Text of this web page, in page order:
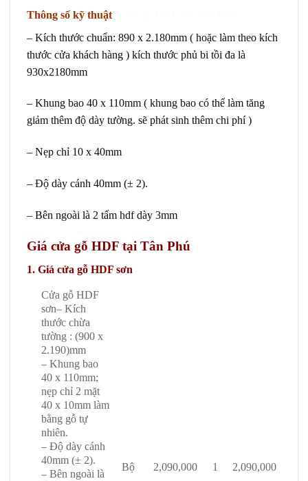
Thông số kỹ thuật
– Kích thước chuẩn: 890 x 2.180mm ( hoặc làm theo kích
thước cửa khách hàng ) kích thước phủ bi tồi đa là
930x2180mm
– Khung bao 40 x 110mm ( khung bao có thể làm tăng
giảm thêm độ dày tường. sẽ phát sinh thêm chi phí )
– Nẹp chỉ 10 x 40mm
– Độ dày cánh 40mm (± 2).
– Bên ngoài là 2 tấm hdf dày 3mm
Giá cửa gỗ HDF tại Tân Phú
1. Giá cửa gỗ HDF sơn
Cửa gỗ HDF
sơn– Kích
thước chừa
tường : (900 x
2.190)mm
– Khung bao
40 x 110mm;
nẹp chỉ 2 mặt
40 x 10mm làm
bằng gỗ tự
nhiên.
– Độ dày cánh
40mm (± 2).
– Bên ngoài là
Bộ 2,090,000 1 2,090,000